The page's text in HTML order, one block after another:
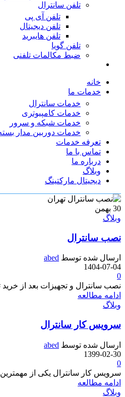
تلفن سانترال
تلفن آی پی
تلفن دیجیتال
تلفن هایبرید
تلفن گویا
ضبط مکالمات تلفنی
خانه
خدمات ما
خدمات سانترال
خدمات کامپیوتری
خدمات شبکه و سرور
خدمات دوربین مدار
تعرفه خدمات
تماس با ما
درباره ما
وبلاگ
دیجیتال مارکتینگ
30 بهمن
وبلاگ
نصب سانترال
ارسال شده توسط abed
1404-07-04
0
نصب سانترال و تجهیزات بعد از
ادامه مطالعه
وبلاگ
سرویس کار سانترال
ارسال شده توسط abed
1399-02-30
0
سرویس کار سانترال یکی از
ادامه مطالعه
وبلاگ